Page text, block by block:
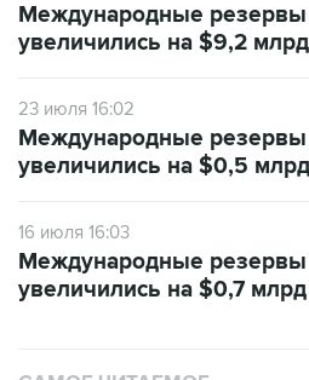
Международные
увеличились на $9,2 млрд
23 июля 16:02
Международные резервы
увеличились на $0,5 млрд
16 июля 16:03
Международные
увеличились на $0,7 млрд